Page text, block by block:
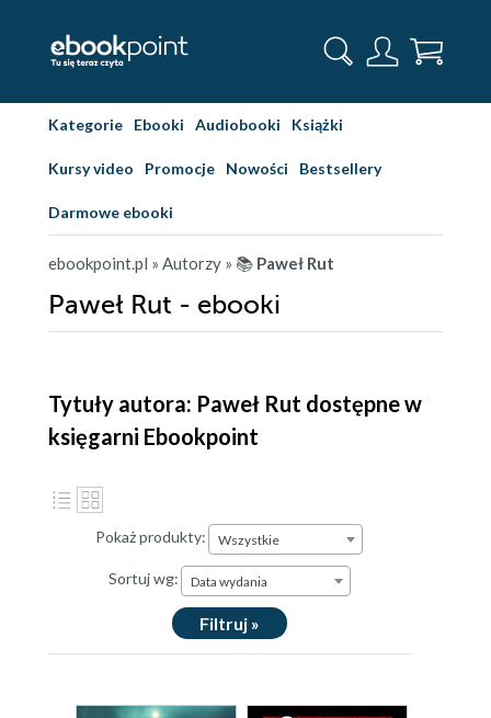
Kategorie Ebooki Audiobooki Książki
Kursy video Promocje Nowości Bestsellery
Darmowe ebooki
ebookpoint.pl » Autorzy » 📚 Paweł Rut
Paweł Rut - ebooki
Tytuły autora: Paweł Rut dostępne w
księgarni Ebookpoint
Pokaż produkty: Wszystkie
Sortuj wg: Data wydania
Filtruj »